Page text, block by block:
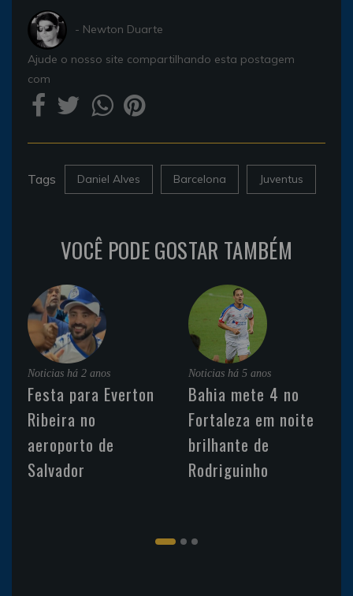
- Newton Duarte
Ajude o nosso site compartilhando esta postagem
com
Tags Daniel Alves Barcelona Juventus
VOCÊ PODE GOSTAR TAMBÉM
Noticias há 2 anos
Festa para Everton
Ribeira no
aeroporto de
Salvador
Noticias há 5 anos
Bahia mete 4 no
Fortaleza em noite
brilhante de
Rodriguinho